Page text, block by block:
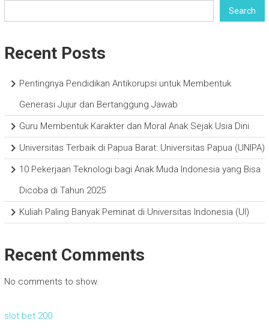
Search
Recent Posts
Pentingnya Pendidikan Antikorupsi untuk Membentuk
Generasi Jujur dan Bertanggung Jawab
Guru Membentuk Karakter dan Moral Anak Sejak Usia Dini
Universitas Terbaik di Papua Barat: Universitas Papua (UNIPA)
10 Pekerjaan Teknologi bagi Anak Muda Indonesia yang Bisa
Dicoba di Tahun 2025
Kuliah Paling Banyak Peminat di Universitas Indonesia (UI)
Recent Comments
No comments to show.
slot bet 200